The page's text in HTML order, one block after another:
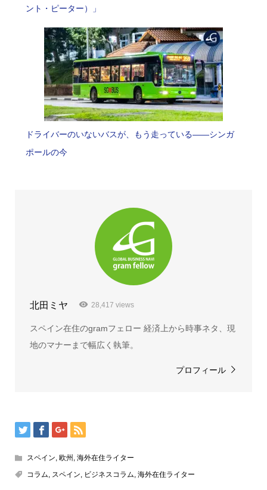
ント・ピーター）」
ドライバーのいないバスが、もう走っている――シンガ
ポールの今
北田ミヤ 28,417 views
スペイン在住のgramフェロー 経済上から時事ネタ、現
地のマナーまで幅広く執筆。
プロフィール
スペイン, 欧州 , 海外在住ライター
コラム, スペイン, ビジネスコラム, 海外在住ライター